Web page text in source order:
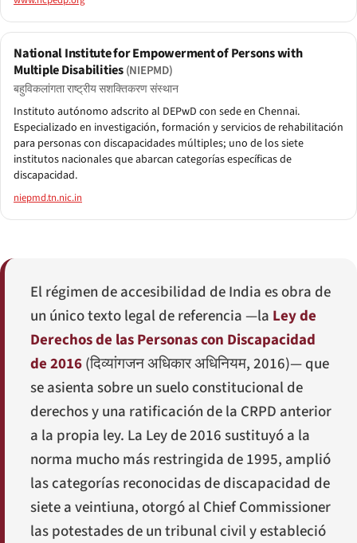
National Institute for Empowerment of Persons with
Multiple Disabilities(NIEPMD)
बहुविकलांगता राष्ट्रीय सशक्तिकरण संस्थान
Instituto autónomo adscrito al DEPwD con sede en Chennai.
Especializado en investigación, formación y servicios de rehabilitación
para personas con discapacidades múltiples; uno de los siete
institutos nacionales que abarcan categorías específicas de
discapacidad.
niepmd.tn.nic.in
El régimen de accesibilidad de India es obra de
un único texto legal de referencia —la Ley de
Derechos de las Personas con Discapacidad
de 2016(दिव्यांगजन अधिकार अधिनियम, 2016)— que
se asienta sobre un suelo constitucional de
derechos y una ratificación de la CRPD anterior
a la propia ley. La Ley de 2016 sustituyó a la
norma mucho más restringida de 1995, amplió
las categorías reconocidas de discapacidad de
siete a veintiuna, otorgó al Chief Commissioner
las potestades de un tribunal civil y estableció